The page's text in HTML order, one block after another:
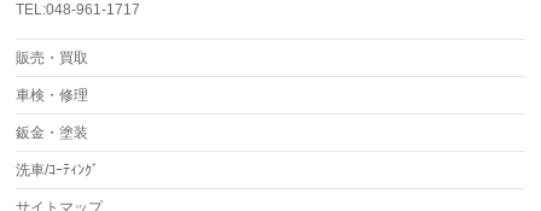
TEL:048-961-1717
販売・買取
車検・修理
鈑金・塗装
洗車/ｺｰﾃｨﾝｸﾞ
サイトマップ